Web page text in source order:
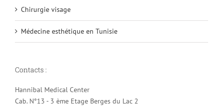
Chirurgie visage
Médecine esthétique en Tunisie
Contacts :
Hannibal Medical Center
Cab. N°13 - 3 ème Etage Berges du Lac 2